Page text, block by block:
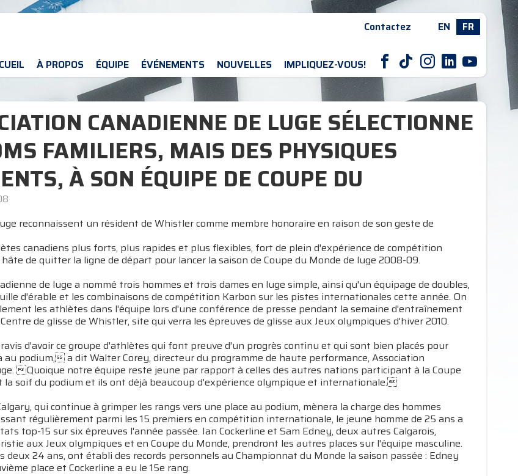
Contactez EN FR
À PROPOS ÉQUIPE ÉVÉNEMENTS NOUVELLES IMPLIQUEZ-VOUS! F T I L Y
CANADIENNE DE LUGE SÉLECTIONNE
FAMILIERS, MAIS DES PHYSIQUES
À SON ÉQUIPE DE COUPE DU
reconnaissent un résident de Whistler comme membre honoraire en raison de son geste de
canadiens plus forts, plus rapides et plus flexibles, fort de plein d'expérience de compétition
de quitter la ligne de départ pour lancer la saison de Coupe du Monde de luge 2008-09.
de luge a nommé trois hommes et trois dames en luge simple, ainsi qu'un équipage de doubles,
d'érable et les combinaisons de compétition Karbon sur les pistes internationales cette année. On
les athlètes dans l'équipe lors d'une conférence de presse pendant la semaine d'entraînement
de glisse de Whistler, site qui verra les épreuves de glisse aux Jeux olympiques d'hiver 2010.
d'avoir ce groupe d'athlètes qui font preuve d'un progrès continu et qui sont bien placés pour
au podium, a dit Walter Corey, directeur du programme de haute performance, Association
Quoique notre équipe reste jeune par rapport à celles des autres nations participant à la Coupe
la soif du podium et ils ont déjà beaucoup d'expérience olympique et internationale.
qui continue à grimper les rangs vers une place au podium, mènera la charge des hommes
régulièrement parmi les 15 premiers en compétition internationale, le jeune homme de 25 ans a
top-15 sur six épreuves l'année passée. Ian Cockerline et Sam Edney, deux autres Calgarois,
aux Jeux olympiques et en Coupe du Monde, prendront les autres places sur l'équipe masculine.
deux 24 ans, ont établi des records personnels au Championnat du Monde la saison passée : Edney
place et Cockerline a eu le 15e rang.